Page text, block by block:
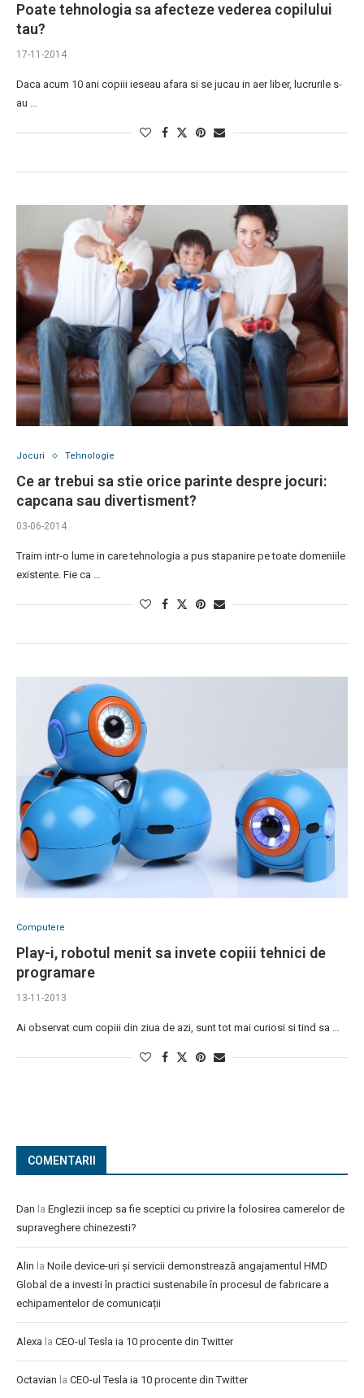
Poate tehnologia sa afecteze vederea copilului
tau?
17-11-2014
Daca acum 10 ani copiii ieseau afara si se jucau in aer liber, lucrurile s-
au …
Jocuri Tehnologie
Ce ar trebui sa stie orice parinte despre jocuri:
capcana sau divertisment?
03-06-2014
Traim intr-o lume in care tehnologia a pus stapanire pe toate domeniile
existente. Fie ca …
Computere
Play-i, robotul menit sa invete copiii tehnici de
programare
13-11-2013
Ai observat cum copiii din ziua de azi, sunt tot mai curiosi si tind sa …
COMENTARII
Dan la Englezii incep sa fie sceptici cu privire la folosirea camerelor de
supraveghere chinezesti?
Alin la Noile device-uri și servicii demonstrează angajamentul HMD
Global de a investi în practici sustenabile în procesul de fabricare a
echipamentelor de comunicații
Alexa la CEO-ul Tesla ia 10 procente din Twitter
Octavian la CEO-ul Tesla ia 10 procente din Twitter